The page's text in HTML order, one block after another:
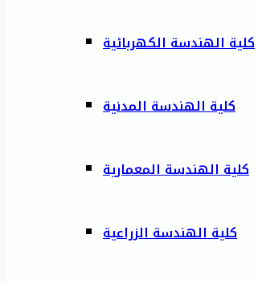
كلية الهندسة الكهربائية
كلية الهندسة المدنية
كلية الهندسة المعمارية
كلية الهندسة الزراعية